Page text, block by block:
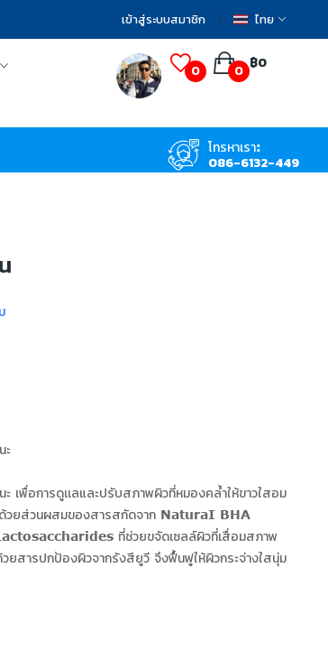
เข้าสู่ระบบสมาชิก ไทย
0 ฿0
0
โทรหาเรา:
086-6132-449
ะ
ะ เพื่อการดูเเลและปรับสภาพผิวที่หมองคล้ำให้ขาวใสอม
วยส่วนผสมของสารสกัดจาก NaturaI BHA
ที่ช่วยขจัดเซลล์ผิวที่เสื่อมสภาพ
สารปกป้องผิวจากรังสียูวี จึงฟื้นฟูให้ผิวกระจ่างใสนุ่ม